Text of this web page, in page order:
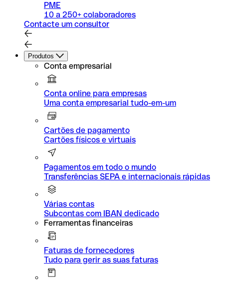
PME
10 a 250+ colaboradores
Contacte um consultor
Produtos
Conta empresarial
Conta online para empresas
Uma conta empresarial tudo-em-um
Cartões de pagamento
Cartões físicos e virtuais
Pagamentos em todo o mundo
Transferências SEPA e internacionais rápidas
Várias contas
Subcontas com IBAN dedicado
Ferramentas financeiras
Faturas de fornecedores
Tudo para gerir as suas faturas